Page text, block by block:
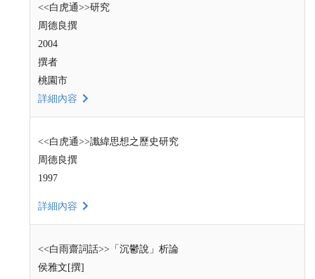
<<白虎通>>研究
周德良撰
2004
撰者
桃園市
詳細內容
<<白虎通>>讖緯思想之歷史研究
周德良撰
1997
詳細內容
<<白雨齋詞話>>「沉鬱說」析論
侯雅文[撰]